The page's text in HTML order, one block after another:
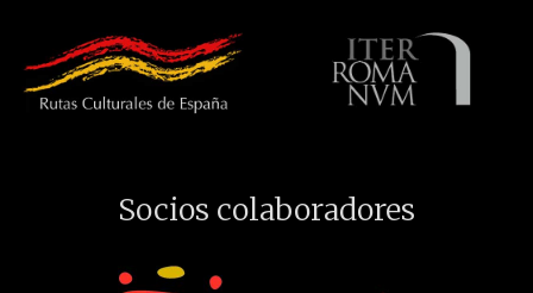
Socios colaboradores